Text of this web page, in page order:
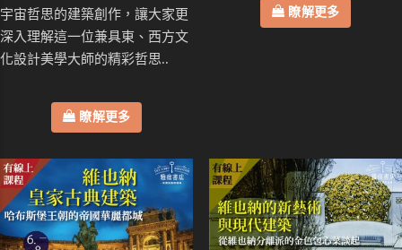
宇宙哲思的建築創作，讓大家更
深入理解這一位兼具東、西方文
化設計美學大師的精彩哲思..
瞭解更多
瞭解更多